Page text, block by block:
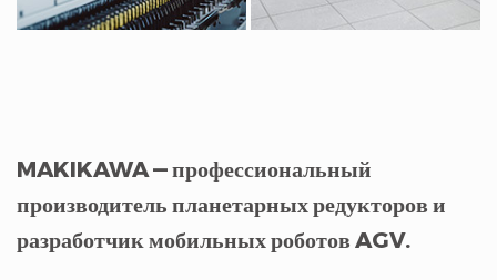
MAKIKAWA — профессиональный
производитель планетарных редукторов и
разработчик мобильных роботов AGV.